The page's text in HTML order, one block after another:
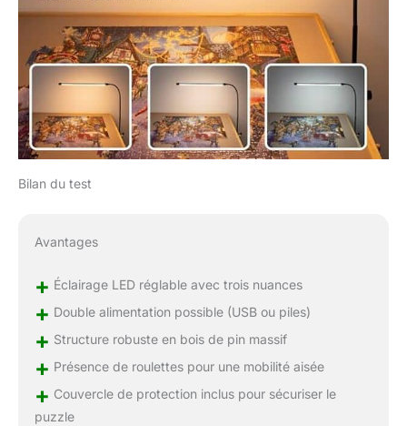
peut également servir à
de multiples usages,
tels que le bureau
d'ordinateur, la table
d'étude et la table de
jeu. 5 tiroirs en pin :
notre table de puzzle
est conçue avec 5
tiroirs en pin doublés
boutons en bois pour
de cordon. Soutenue et
stabilisée par 4 roues
vous permet de
l'emmener partout où
Bilan du test
Avantages
+ Éclairage LED réglable avec trois nuances
+ Double alimentation possible (USB ou piles)
+ Structure robuste en bois de pin massif
+ Présence de roulettes pour une mobilité aisée
+ Couvercle de protection inclus pour sécuriser le
puzzle